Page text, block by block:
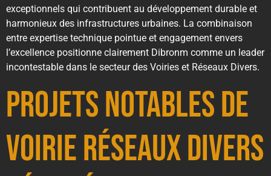
exceptionnels qui contribuent au développement durable et
harmonieux des infrastructures urbaines. La combinaison
entre expertise technique pointue et engagement envers
l’excellence positionne clairement Dibronm comme un leader
incontestable dans le secteur des Voiries et Réseaux Divers.
Projets notables de
Voirie Réseaux Divers